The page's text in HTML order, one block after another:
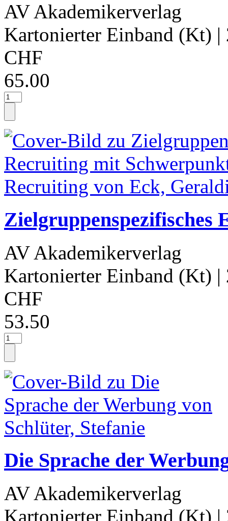
AV Akademikerverlag
Kartonierter Einband (Kt) |
CHF
65.00
Zielgruppenspezifisches
AV Akademikerverlag
Kartonierter Einband (Kt) |
CHF
53.50
Die Sprache der
AV Akademikerverlag
Kartonierter Einband (Kt) |